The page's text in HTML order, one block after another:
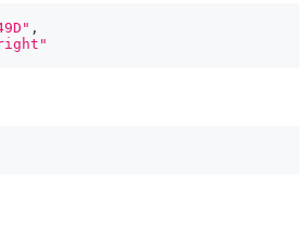
,